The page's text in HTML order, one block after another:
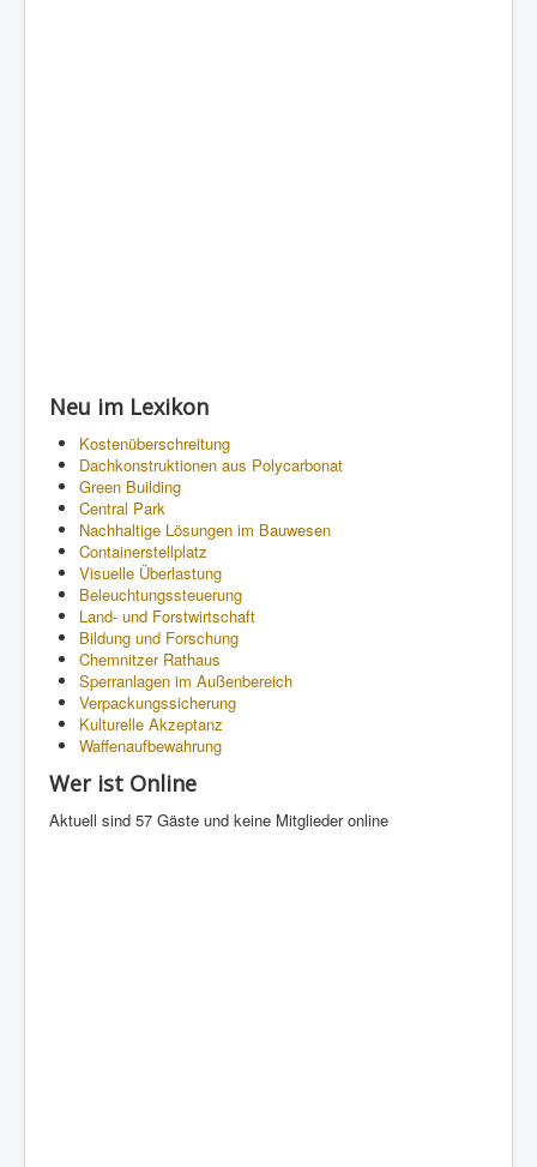
Neu im Lexikon
Kostenüberschreitung
Dachkonstruktionen aus Polycarbonat
Green Building
Central Park
Nachhaltige Lösungen im Bauwesen
Containerstellplatz
Visuelle Überlastung
Beleuchtungssteuerung
Land- und Forstwirtschaft
Bildung und Forschung
Chemnitzer Rathaus
Sperranlagen im Außenbereich
Verpackungssicherung
Kulturelle Akzeptanz
Waffenaufbewahrung
Wer ist Online
Aktuell sind 57 Gäste und keine Mitglieder online